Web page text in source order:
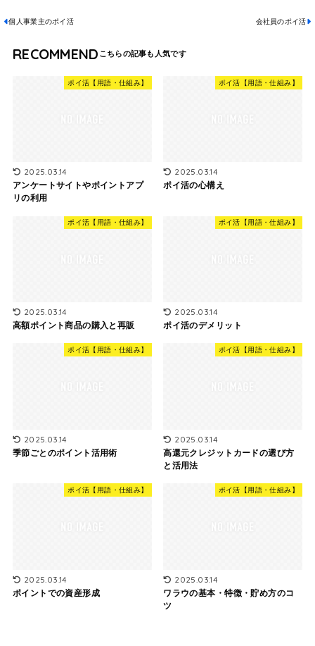
個人事業主のポイ活 会社員のポイ活
RECOMMEND
ポイ活【用語・仕組み】
2025.03.14
アンケートサイトやポイントアプ
リの利用
ポイ活【用語・仕組み】
2025.03.14
ポイ活の心構え
ポイ活【用語・仕組み】
2025.03.14
高額ポイント商品の購入と再販
ポイ活【用語・仕組み】
2025.03.14
ポイ活のデメリット
ポイ活【用語・仕組み】
2025.03.14
季節ごとのポイント活用術
ポイ活【用語・仕組み】
2025.03.14
高還元クレジットカードの選び方
と活用法
ポイ活【用語・仕組み】
2025.03.14
ポイントでの資産形成
ポイ活【用語・仕組み】
2025.03.14
ワラウの基本・特徴・貯め方のコ
ツ